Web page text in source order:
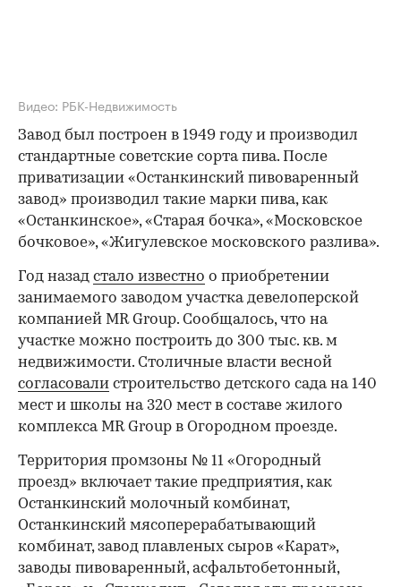
Видео: РБК-Недвижимость
Завод был построен в 1949 году и производил
стандартные советские сорта пива. После
приватизации «Останкинский пивоваренный
завод» производил такие марки пива, как
«Останкинское», «Старая бочка», «Московское
бочковое», «Жигулевское московского разлива».
Год назад стало известно о приобретении
занимаемого заводом участка девелоперской
компанией MR Group. Сообщалось, что на
участке можно построить до 300 тыс. кв. м
недвижимости. Столичные власти весной
согласовали строительство детского сада на 140
мест и школы на 320 мест в составе жилого
комплекса MR Group в Огородном проезде.
Территория промзоны № 11 «Огородный
проезд» включает такие предприятия, как
Останкинский молочный комбинат,
Останкинский мясоперерабатывающий
комбинат, завод плавленых сыров «Карат»,
заводы пивоваренный, асфальтобетонный,